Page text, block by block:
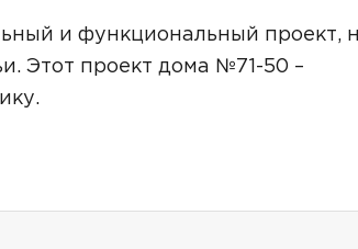
и функциональный проект,
Этот проект дома №71-50 –